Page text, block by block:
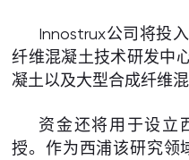
Innostrux公司将投
纤维混凝土技术研发中
凝土以及大型合成纤维混
资金还将用于设立
授。作为西浦该研究领